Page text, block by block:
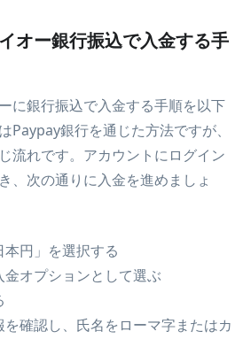
オー銀行振込で入金する手
に銀行振込で入金する手順を以下
Paypay銀行を通じた方法ですが、
流れです。アカウントにログイン
、次の通りに入金を進めましょ
円」を選択する
金オプションとして選ぶ
確認し、氏名をローマ字またはカ